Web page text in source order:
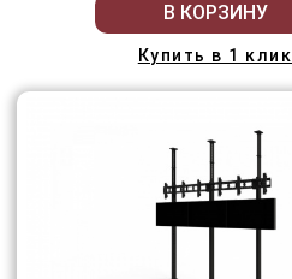
В КОРЗИНУ
Купить в 1 клик